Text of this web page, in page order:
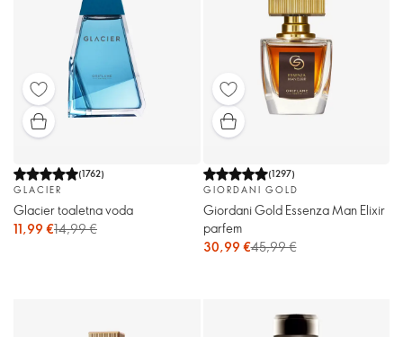
(1762)
GLACIER
Glacier toaletna voda
11,99 €14,99 €
(1297)
GIORDANI GOLD
Giordani Gold Essenza Man Elixir
parfem
30,99 €45,99 €